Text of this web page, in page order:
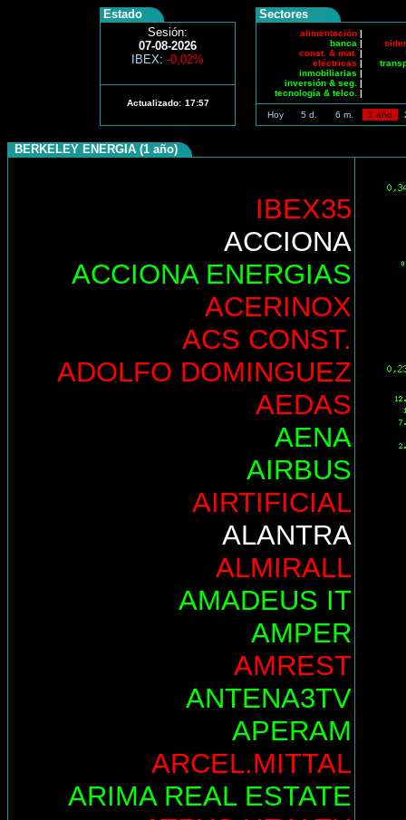
Estado
Sesión:
07-08-2026
IBEX: -0,02%
Actualizado: 17:57
Sectores
alimentación |
banca |
const. & mat. |
eléctricas |
inmobiliarias |
inversión & seg. |
tecnología & telco. |
Hoy 5 d. 6 m. 1 año
BERKELEY ENERGIA (1 año)
IBEX35
ACCIONA
ACCIONA ENERGIAS
ACERINOX
ACS CONST.
ADOLFO DOMINGUEZ
AEDAS
AENA
AIRBUS
AIRTIFICIAL
ALANTRA
ALMIRALL
AMADEUS IT
AMPER
AMREST
ANTENA3TV
APERAM
ARCEL.MITTAL
ARIMA REAL ESTATE